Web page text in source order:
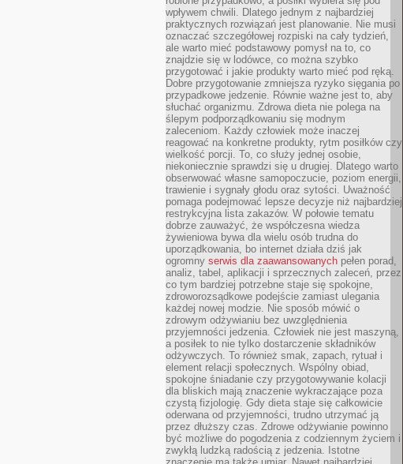
wpływem chwili. Dlatego jednym z najbardziej
praktycznych rozwiązań jest planowanie. Nie musi
oznaczać szczegółowej rozpiski na cały tydzień,
ale warto mieć podstawowy pomysł na to, co
znajdzie się w lodówce, co można szybko
przygotować i jakie produkty warto mieć pod ręką.
Dobre przygotowanie zmniejsza ryzyko sięgania po
przypadkowe jedzenie. Równie ważne jest to, aby
słuchać organizmu. Zdrowa dieta nie polega na
ślepym podporządkowaniu się modnym
zaleceniom. Każdy człowiek może inaczej
reagować na konkretne produkty, rytm posiłków czy
wielkość porcji. To, co służy jednej osobie,
niekoniecznie sprawdzi się u drugiej. Dlatego warto
obserwować własne samopoczucie, poziom energii,
trawienie i sygnały głodu oraz sytości. Uważność
pomaga podejmować lepsze decyzje niż najbardziej
restrykcyjna lista zakazów. W połowie tematu
dobrze zauważyć, że współczesna wiedza
żywieniowa bywa dla wielu osób trudna do
uporządkowania, bo internet działa dziś jak
ogromny serwis dla zaawansowanych pełen porad,
analiz, tabel, aplikacji i sprzecznych zaleceń, przez
co tym bardziej potrzebne staje się spokojne,
zdroworozsądkowe podejście zamiast ulegania
każdej nowej modzie. Nie sposób mówić o
zdrowym odżywianiu bez uwzględnienia
przyjemności jedzenia. Człowiek nie jest maszyną,
a posiłek to nie tylko dostarczenie składników
odżywczych. To również smak, zapach, rytuał i
element relacji społecznych. Wspólny obiad,
spokojne śniadanie czy przygotowywanie kolacji
dla bliskich mają znaczenie wykraczające poza
czystą fizjologię. Gdy dieta staje się całkowicie
oderwana od przyjemności, trudno utrzymać ją
przez dłuższy czas. Zdrowe odżywianie powinno
być możliwe do pogodzenia z codziennym życiem i
zwykłą ludzką radością z jedzenia. Istotne